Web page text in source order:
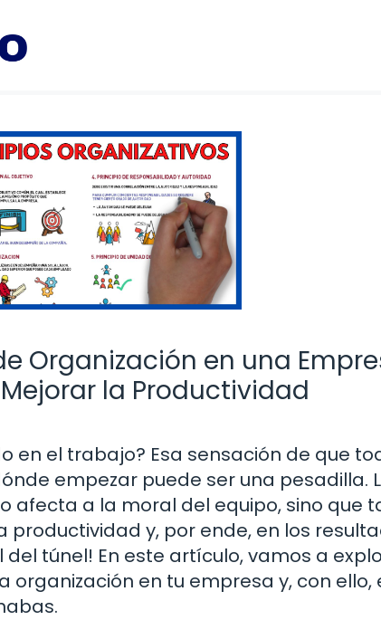
Organización en una
la Productividad
en el trabajo? Esa sensación de que
empezar puede ser una pesadilla.
afecta a la moral del equipo, sino que
y, por ende, en los
del túnel! En este artículo, vamos a
en tu empresa y, con ello,